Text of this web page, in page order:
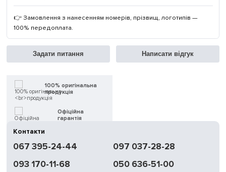
👉 Замовлення з нанесенням номерів, прізвищ, логотипів —
100% передоплата.
Задати питання Написати відгук
100% оригінальна
продукція
Офіційна
гарантія
доставка
Обмін | Повернення
Контакти
067 395-24-44
097 037-28-28
093 170-11-68
050 636-51-00